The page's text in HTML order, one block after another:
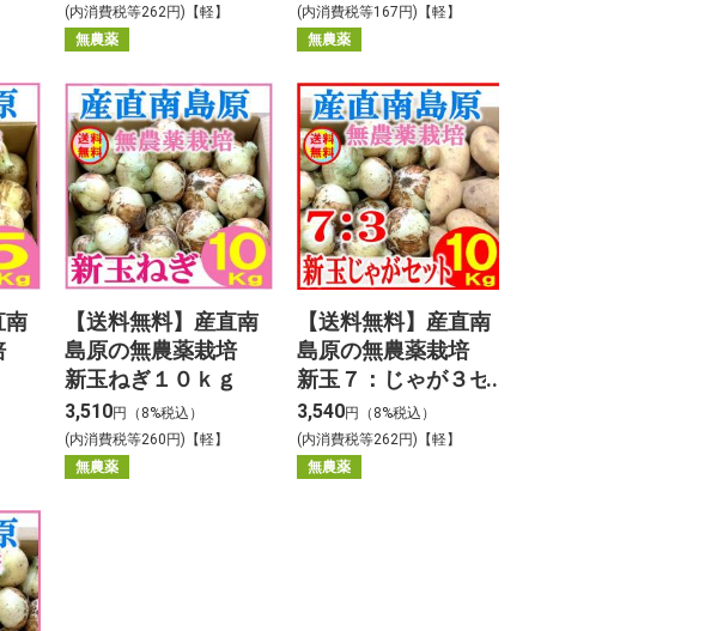
(内消費税等262円)【軽】
無農薬
(内消費税等167円)【軽】
無農薬
南
【送料無料】産直南
島原の無農薬栽培
新玉ねぎ１０ｋｇ
3,510円（8%税込）
(内消費税等260円)【軽】
無農薬
【送料無料】産直南
島原の無農薬栽培
新玉７：じゃが３セ
ット１０ｋｇ
3,540円（8%税込）
(内消費税等262円)【軽】
無農薬